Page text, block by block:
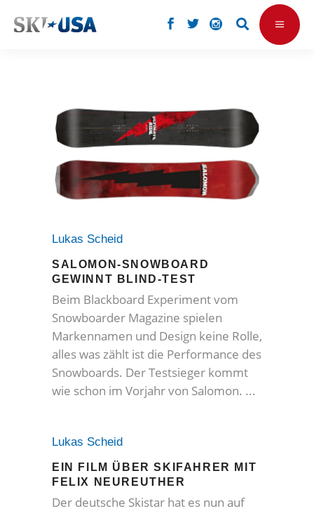
Lukas Scheid
SALOMON-SNOWBOARD
GEWINNT BLIND-TEST
Beim Blackboard Experiment vom
Snowboarder Magazine spielen
Markennamen und Design keine Rolle,
alles was zählt ist die Performance des
Snowboards. Der Testsieger kommt
wie schon im Vorjahr von Salomon.
Lukas Scheid
EIN FILM ÜBER SKIFAHRER MIT
FELIX NEUREUTHER
Der deutsche Skistar hat es nun auf